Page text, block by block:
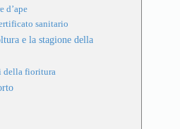
d’ape
sanitario
e la stagione della
della fioritura